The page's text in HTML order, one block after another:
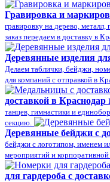
Гравировка и
гравировку на дерево,
заказ передаем в доставку в
Деревянные изделия
Делаем таблички, бейджи,
для компаний с отправкой в
доставкой в Краснодар
танцев, гимнастики и
секцию.
Деревянные бейджи с
бейджи с логотипом, именем
мероприятий и
для гардероба с